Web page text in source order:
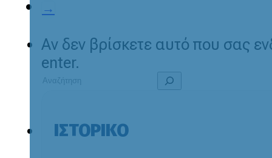
→
Αν δεν βρίσκετε αυτό που σας
enter.
ΙΣΤΟΡΙΚΌ